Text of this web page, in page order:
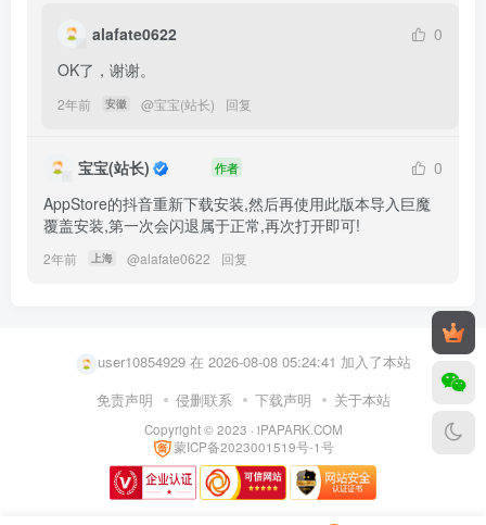
alafate0622
0
OK了，谢谢。
2年前 安徽 @宝宝(站长) 回复
宝宝(站长) 作者
0
AppStore的抖音重新下载安装,然后再使用此版本导入巨魔
覆盖安装,第一次会闪退属于正常,再次打开即可!
2年前 上海 @alafate0622 回复
user10854929 在 2026-08-08 05:24:41 加入了本站
user50285749 在 2026-08-08 05:24:17 加入了本站
k9370486 在 2026-08-08 04:40:32 加入了本站
user58833358 在 2026-08-08 04:33:23 加入了本站
pykkunkun 在 2026-08-08 04:25:35 加入了本站
免责声明 侵删联系 下载声明 关于本站
Copyright © 2023 · iPAPARK.COM
蒙ICP备2023001519号-1号